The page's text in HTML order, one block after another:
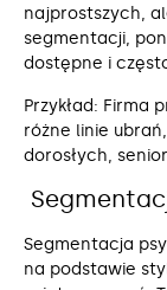
najprostszych,
segmentacji,
dostępne i
Przykład: Firma
różne linie
dorosłych,
Segmentacja
na podstawie